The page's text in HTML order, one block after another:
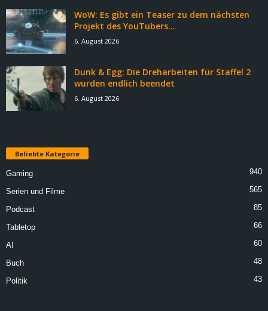
WoW: Es gibt ein Teaser zu dem nächsten
Projekt des YouTubers...
6. August 2026
Dunk & Egg: Die Dreharbeiten für Staffel 2
wurden endlich beendet
6. August 2026
Beliebte Kategorie
Gaming 940
Serien und Filme 565
Podcast 85
Tabletop 66
AI 60
Buch 48
Politik 43